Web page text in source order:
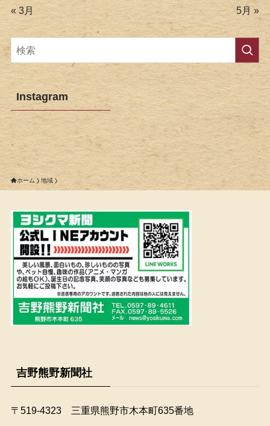
« 3月 5月 »
Instagram
ホーム 地域
吉野熊野新聞社
〒519-4323 三重県熊野市木本町635番地